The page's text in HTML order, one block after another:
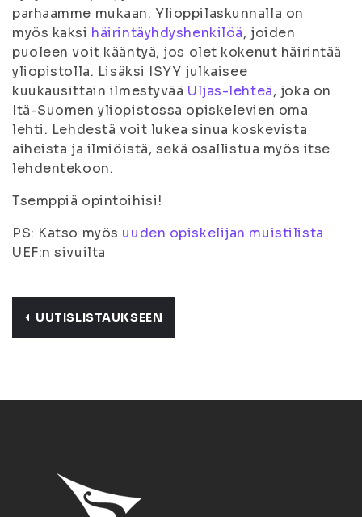
parhaamme mukaan. Ylioppilaskunnalla on
myös kaksi häirintäyhdyshenkilöä, joiden
puoleen voit kääntyä, jos olet kokenut häirintää
yliopistolla. Lisäksi ISYY julkaisee
kuukausittain ilmestyvää Uljas-lehteä, joka on
Itä-Suomen yliopistossa opiskelevien oma
lehti. Lehdestä voit lukea sinua koskevista
aiheista ja ilmiöistä, sekä osallistua myös itse
lehdentekoon.
Tsemppiä opintoihisi!
PS: Katso myös uuden opiskelijan muistilista
UEF:n sivuilta
UUTISLISTAUKSEEN